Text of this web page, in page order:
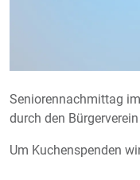
Seniorennachmittag
durch den
Um Kuchenspenden